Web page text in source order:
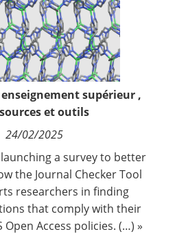
enseignement supérieur,
et outils
24/02/2025
launching a survey to better
the Journal Checker Tool
researchers in finding
that comply with their
Open Access policies. (…) »